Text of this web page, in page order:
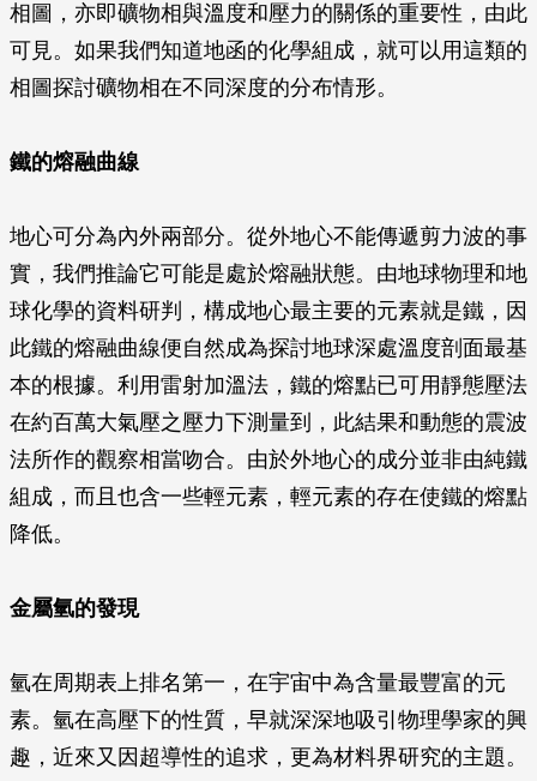
相圖，亦即礦物相與溫度和壓力的關係的重要性，由此
可見。如果我們知道地函的化學組成，就可以用這類的
相圖探討礦物相在不同深度的分布情形。
鐵的熔融曲線
地心可分為內外兩部分。從外地心不能傳遞剪力波的事
實，我們推論它可能是處於熔融狀態。由地球物理和地
球化學的資料研判，構成地心最主要的元素就是鐵，因
此鐵的熔融曲線便自然成為探討地球深處溫度剖面最基
本的根據。利用雷射加溫法，鐵的熔點已可用靜態壓法
在約百萬大氣壓之壓力下測量到，此結果和動態的震波
法所作的觀察相當吻合。由於外地心的成分並非由純鐵
組成，而且也含一些輕元素，輕元素的存在使鐵的熔點
降低。
金屬氫的發現
氫在周期表上排名第一，在宇宙中為含量最豐富的元
素。氫在高壓下的性質，早就深深地吸引物理學家的興
趣，近來又因超導性的追求，更為材料界研究的主題。